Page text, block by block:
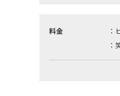
料金 ：
：